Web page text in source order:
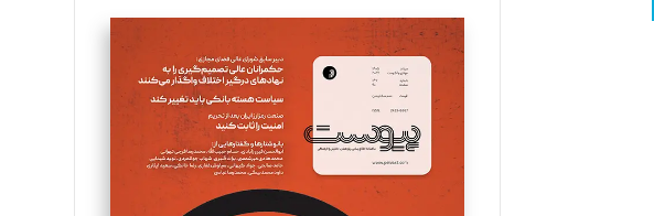
تحریریه
سروش کرمیان
تحریریه
مینا پاکدل